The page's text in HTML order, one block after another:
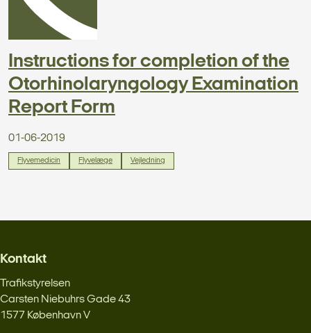
Instructions for completion of the
Otorhinolaryngology Examination
Report Form
01-06-2019
Flyvemedicin Flyvelæge Vejledning
Kontakt
Trafikstyrelsen
Carsten Niebuhrs Gade 43
1577 København V